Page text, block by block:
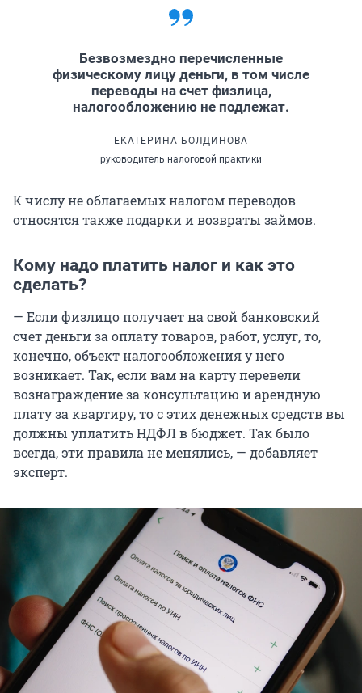
Безвозмездно перечисленные
физическому лицу деньги, в том числе
переводы на счет физлица,
налогообложению не подлежат.
ЕКАТЕРИНА БОЛДИНОВА
руководитель налоговой практики
К числу не облагаемых налогом переводов
относятся также подарки и возвраты займов.
Кому надо платить налог и как это
сделать?
— Если физлицо получает на свой банковский
счет деньги за оплату товаров, работ, услуг, то,
конечно, объект налогообложения у него
возникает. Так, если вам на карту перевели
вознаграждение за консультацию и арендную
плату за квартиру, то с этих денежных средств вы
должны уплатить НДФЛ в бюджет. Так было
всегда, эти правила не менялись, — добавляет
эксперт.